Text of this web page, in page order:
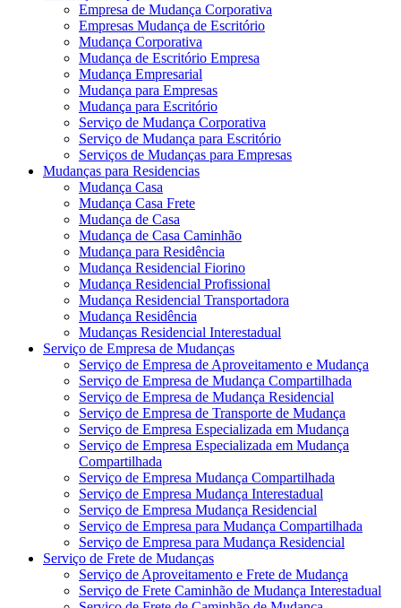
Empresa de Mudança Corporativa
Empresas Mudança de Escritório
Mudança Corporativa
Mudança de Escritório Empresa
Mudança Empresarial
Mudança para Empresas
Mudança para Escritório
Serviço de Mudança Corporativa
Serviço de Mudança para Escritório
Serviços de Mudanças para Empresas
Mudanças para Residencias
Mudança Casa
Mudança Casa Frete
Mudança de Casa
Mudança de Casa Caminhão
Mudança para Residência
Mudança Residencial Fiorino
Mudança Residencial Profissional
Mudança Residencial Transportadora
Mudança Residência
Mudanças Residencial Interestadual
Serviço de Empresa de Mudanças
Serviço de Empresa de Aproveitamento e Mudança
Serviço de Empresa de Mudança Compartilhada
Serviço de Empresa de Mudança Residencial
Serviço de Empresa de Transporte de Mudança
Serviço de Empresa Especializada em Mudança
Serviço de Empresa Especializada em Mudança
Compartilhada
Serviço de Empresa Mudança Compartilhada
Serviço de Empresa Mudança Interestadual
Serviço de Empresa Mudança Residencial
Serviço de Empresa para Mudança Compartilhada
Serviço de Empresa para Mudança Residencial
Serviço de Frete de Mudanças
Serviço de Aproveitamento e Frete de Mudança
Serviço de Frete Caminhão de Mudança Interestadual